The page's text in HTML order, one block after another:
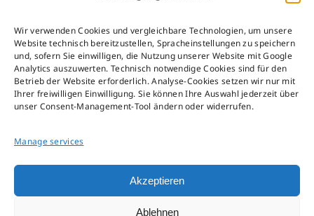
Wir verwenden Cookies und vergleichbare Technologien, um unsere
Website technisch bereitzustellen, Spracheinstellungen zu speichern
und, sofern Sie einwilligen, die Nutzung unserer Website mit Google
Analytics auszuwerten. Technisch notwendige Cookies sind für den
Betrieb der Website erforderlich. Analyse-Cookies setzen wir nur mit
Ihrer freiwilligen Einwilligung. Sie können Ihre Auswahl jederzeit über
unser Consent-Management-Tool ändern oder widerrufen.
Manage services
Akzeptieren
Ablehnen
Legal Notice
Privacy Policy
AGB
AEB
Störfall-Information
Packaging Act